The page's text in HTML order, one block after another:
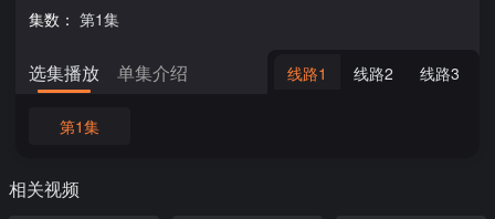
集数： 第1集
选集播放 单集介绍 线路1 线路2 线路3
第1集
相关视频